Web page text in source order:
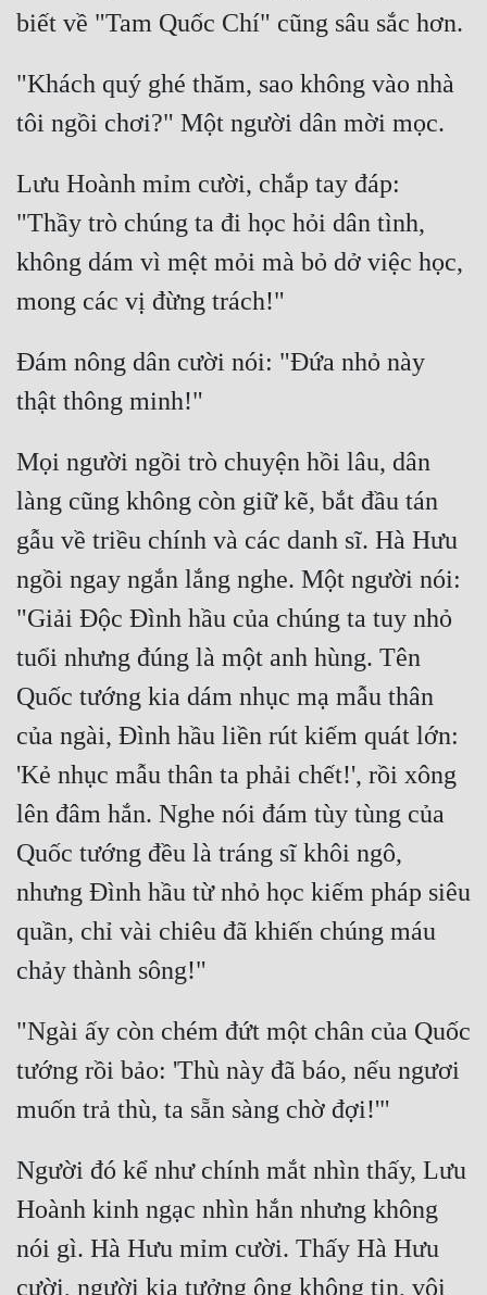
Gia Đấu
Góc Nhìn Nam
Góc Nhìn Nữ
Huyền Huyễn
Huyền Nghi
Huyền Ảo
Hệ Thống
Khoa Huyễn
Khoa Huyễn Không Gian
Kiếm Hiệp
Kỳ Huyễn
Kỳ Ảo
Linh Dị
Làm Giàu
Lịch Sử
Mưu Mô
Ngược
Nữ Cường
Phong Thủy - Tâm Linh
Phương Tây
Phản Phái
"Khách quý ghé thăm, sao không vào nhà
Lưu Hoành mỉm cười, chắp tay đáp:
"Thầy trò chúng ta đi học hỏi dân tình,
không dám vì mệt mỏi mà bỏ dở việc học,
Đám nông dân cười nói: "Đứa nhỏ này
Mọi người ngồi trò chuyện hồi lâu, dân
làng cũng không còn giữ kẽ, bắt đầu tán
gẫu về triều chính và các danh sĩ. Hà Hưu
ngồi ngay ngắn lắng nghe. Một người nói:
"Giải Độc Đình hầu của chúng ta tuy nhỏ
tuổi nhưng đúng là một anh hùng. Tên
Quốc tướng kia dám nhục mạ mẫu thân
của ngài, Đình hầu liền rút kiếm quát lớn:
'Kẻ nhục mẫu thân ta phải chết!', rồi xông
lên đâm hắn. Nghe nói đám tùy tùng của
Quốc tướng đều là tráng sĩ khôi ngô,
nhưng Đình hầu từ nhỏ học kiếm pháp siêu
quần, chỉ vài chiêu đã khiến chúng máu
"Ngài ấy còn chém đứt một chân của Quốc
tướng rồi bảo: 'Thù này đã báo, nếu ngươi
Người đó kể như chính mắt nhìn thấy, Lưu
Hoành kinh ngạc nhìn hắn nhưng không
nói gì. Hà Hưu mỉm cười. Thấy Hà Hưu
cười, người kia tưởng ông không tin, vội